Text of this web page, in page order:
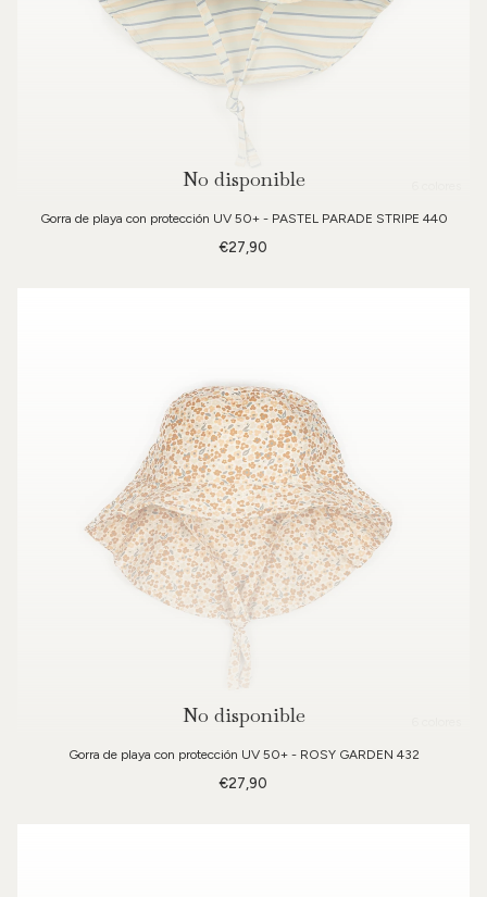
No disponible
Gorra de playa con protección UV 50+ - PASTEL PARADE STRIPE 440
€27,90
No disponible
Gorra de playa con protección UV 50+ - ROSY GARDEN 432
€27,90